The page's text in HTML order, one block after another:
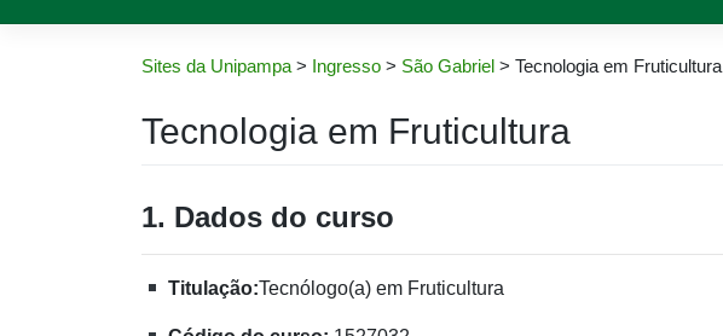
Sites da Unipampa > Ingresso > São Gabriel > Tecnologia em Fruticultura
Tecnologia em Fruticultura
1. Dados do curso
Titulação:Tecnólogo(a) em Fruticultura